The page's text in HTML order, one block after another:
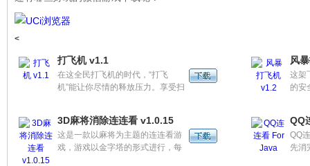
<
打飞机 v1.1
在这全民打飞机的时代，“打飞
机”能让你尽情的释放压力。享受扫
技术。
风
这架
的安
动已
和其
和星
3D麻将消除连连看 v1.0.15
这是一款以麻将为主题的连连看游
戏，游戏以金字塔的形式进行，每
QQ
QQ
先消